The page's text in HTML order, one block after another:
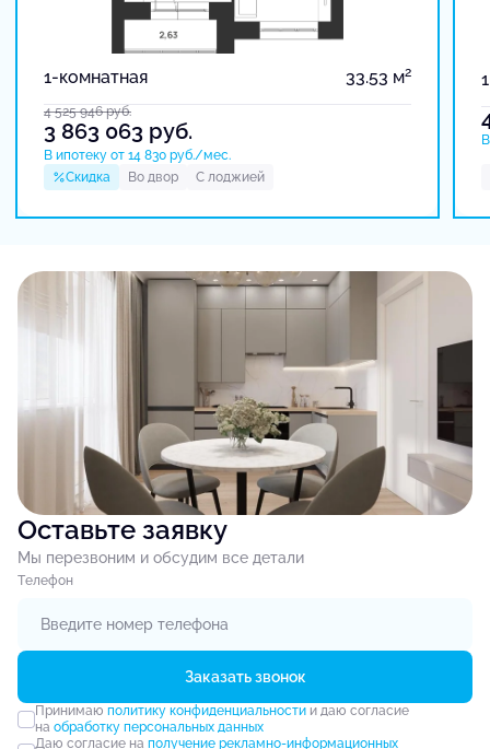
1-комнатная 33.53 м2
4 525 946руб.
3 863 063 руб.
В ипотеку от 14 830 руб./мес.
Скидка
Во двор С лоджией
Оставьте заявку
Мы перезвоним и обсудим все детали
Tелефон
Заказать звонок
Принимаю политику конфиденциальностии даю согласие
на обработку персональных данных
Даю согласие на получение рекламно-информационных